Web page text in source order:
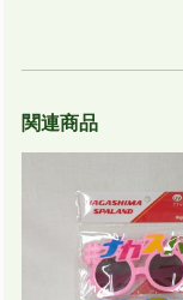
関連商品